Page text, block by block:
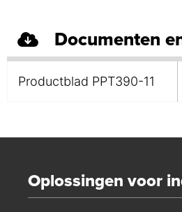
Documenten
Productblad PPT390-11
Oplossingen voor